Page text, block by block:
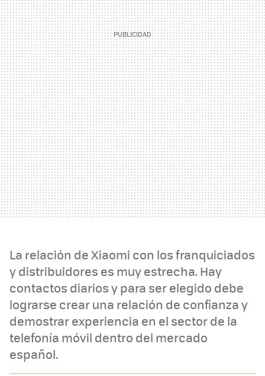
La relación de Xiaomi con los franquiciados
y distribuidores es muy estrecha. Hay
contactos diarios y para ser elegido debe
lograrse crear una relación de confianza y
demostrar experiencia en el sector de la
telefonía móvil dentro del mercado
español.